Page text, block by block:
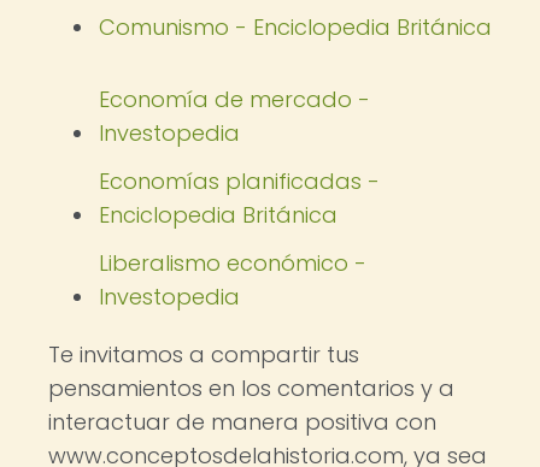
Comunismo - Enciclopedia Británica
Economía de mercado -
Investopedia
Economías planificadas -
Enciclopedia Británica
Liberalismo económico -
Investopedia
Te invitamos a compartir tus
pensamientos en los comentarios y a
interactuar de manera positiva con
www.conceptosdelahistoria.com, ya sea